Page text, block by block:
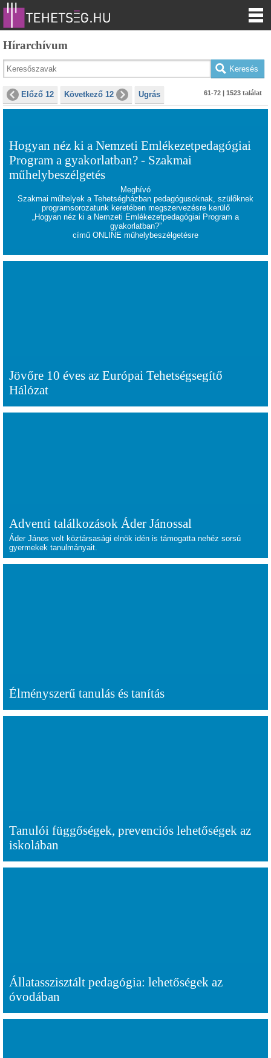
Hírarchívum
Előző 12 Következő 12 Ugrás 61-72 | 1523 találat
Hogyan néz ki a Nemzeti Emlékezetpedagógiai
Program a gyakorlatban? - Szakmai
műhelybeszélgetés
Meghívó
Szakmai műhelyek a Tehetségházban pedagógusoknak, szülőknek
programsorozatunk keretében megszervezésre kerülő
„Hogyan néz ki a Nemzeti Emlékezetpedagógiai Program a
gyakorlatban?”
című ONLINE műhelybeszélgetésre
Jövőre 10 éves az Európai Tehetségsegítő
Hálózat
Adventi találkozások Áder Jánossal
Áder János volt köztársasági elnök idén is támogatta nehéz sorsú
gyermekek tanulmányait.
Élményszerű tanulás és tanítás
Tanulói függőségek, prevenciós lehetőségek az
iskolában
Állatasszisztált pedagógia: lehetőségek az
óvodában